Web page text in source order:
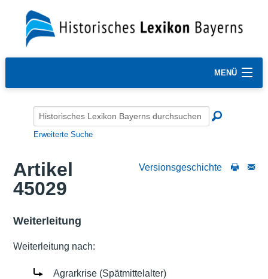
MENÜ
Erweiterte Suche
Versionsgeschichte
Artikel
45029
Weiterleitung
Weiterleitung nach:
Agrarkrise (Spätmittelalter)